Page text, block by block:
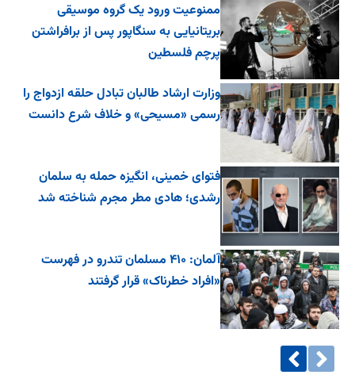
ممنوعیت ورود یک گروه موسیقی
بریتانیایی به سنگاپور پس از برافراشتن
پرچم فلسطین
وزارت ارشاد طالبان تبادل حلقه ازدواج را
رسمی «مسیحی» و خلاف شرع دانست
فتوای خمینی، انگیزه حمله به سلمان
رشدی؛ هادی مطر مجرم شناخته شد
آلمان: ۴۱۰ مسلمان تندرو در فهرست
«افراد خطرناک» قرار گرفتند